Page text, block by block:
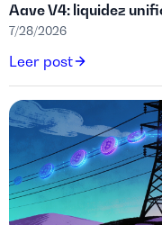
Aave V4: liquidez
7/28/2026
Leer post